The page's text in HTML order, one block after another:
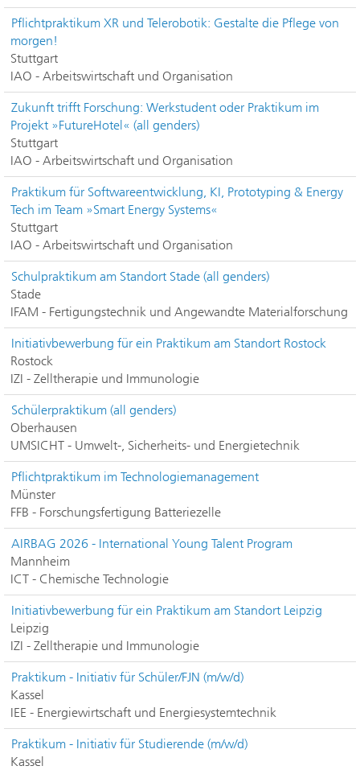
Pflichtpraktikum XR und Telerobotik: Gestalte die Pflege von
morgen!
Stuttgart
IAO - Arbeitswirtschaft und Organisation
Zukunft trifft Forschung: Werkstudent oder Praktikum im
Projekt »FutureHotel« (all genders)
Stuttgart
IAO - Arbeitswirtschaft und Organisation
Praktikum für Softwareentwicklung, KI, Prototyping & Energy
Tech im Team »Smart Energy Systems«
Stuttgart
IAO - Arbeitswirtschaft und Organisation
Schulpraktikum am Standort Stade (all genders)
Stade
IFAM - Fertigungstechnik und Angewandte Materialforschung
Initiativbewerbung für ein Praktikum am Standort Rostock
Rostock
IZI - Zelltherapie und Immunologie
Schülerpraktikum (all genders)
Oberhausen
UMSICHT - Umwelt-, Sicherheits- und Energietechnik
Pflichtpraktikum im Technologiemanagement
Münster
FFB - Forschungsfertigung Batteriezelle
AIRBAG 2026 - International Young Talent Program
Mannheim
ICT - Chemische Technologie
Initiativbewerbung für ein Praktikum am Standort Leipzig
Leipzig
IZI - Zelltherapie und Immunologie
Praktikum - Initiativ für Schüler/FJN (m/w/d)
Kassel
IEE - Energiewirtschaft und Energiesystemtechnik
Praktikum - Initiativ für Studierende (m/w/d)
Kassel